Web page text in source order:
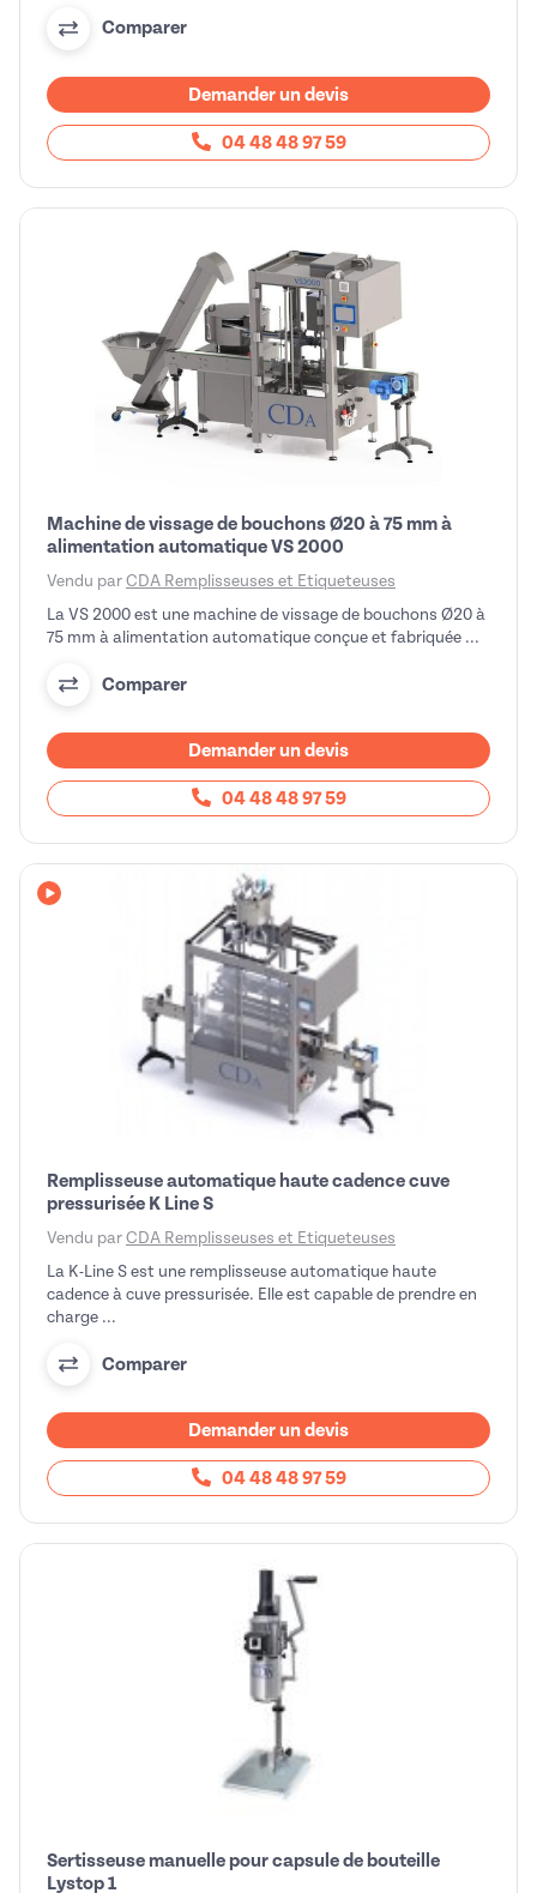
Comparer
Demander un devis
04 48 48 97 59
Machine de vissage de bouchons Ø20 à 75 mm à
alimentation automatique VS 2000
Vendu par CDA Remplisseuses et Etiqueteuses
La VS 2000 est une machine de vissage de bouchons Ø20 à
75 mm à alimentation automatique conçue et fabriquée ...
Comparer
Demander un devis
04 48 48 97 59
Avec vidéo
Remplisseuse automatique haute cadence cuve
pressurisée K Line S
Vendu par CDA Remplisseuses et Etiqueteuses
La K-Line S est une remplisseuse automatique haute
cadence à cuve pressurisée. Elle est capable de prendre en
charge ...
Comparer
Demander un devis
04 48 48 97 59
Sertisseuse manuelle pour capsule de bouteille
Lystop 1